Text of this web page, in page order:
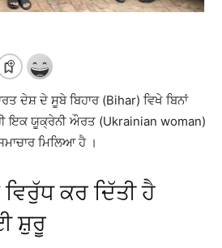
ਦੇਸ਼ ਦੇ ਸੂਬੇ ਬਿਹਾਰ (Bihar) ਵਿਖੇ ਬਿਨਾਂ
ਇਕ ਯੂਕ੍ਰੇਨੀ ਔਰਤ (Ukrainian woman)
ਮਿਲਿਆ ਹੈ ।
ਕਰ ਦਿੱਤੀ ਹੈ
ਸ਼ੁਰੂ